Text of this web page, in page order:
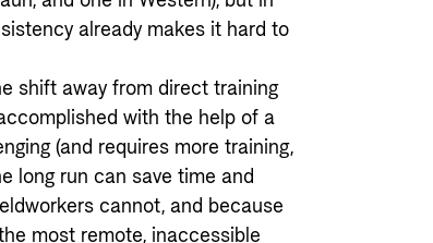
already makes it hard to
shift away from direct training
with the help of a
(and requires more training,
long run can save time and
cannot, and because
most remote, inaccessible